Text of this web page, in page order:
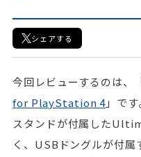
シェアする
今回レビューするのは、
for PlayStation 4」です
スタンドが付属した
く、USBドングルが付属